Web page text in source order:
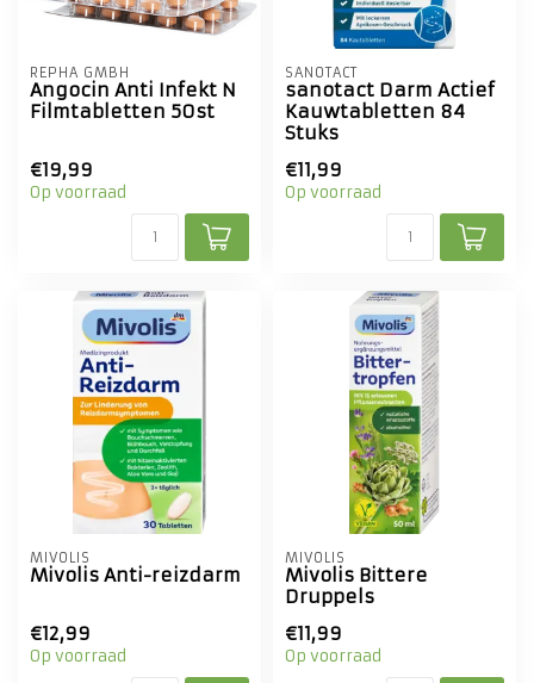
REPHA GMBH
Angocin Anti Infekt N
Filmtabletten 50st
€19,99
Op voorraad
SANOTACT
sanotact Darm Actief
Kauwtabletten 84
Stuks
€11,99
Op voorraad
MIVOLIS
Mivolis Anti-reizdarm
€12,99
Op voorraad
MIVOLIS
Mivolis Bittere
Druppels
€11,99
Op voorraad